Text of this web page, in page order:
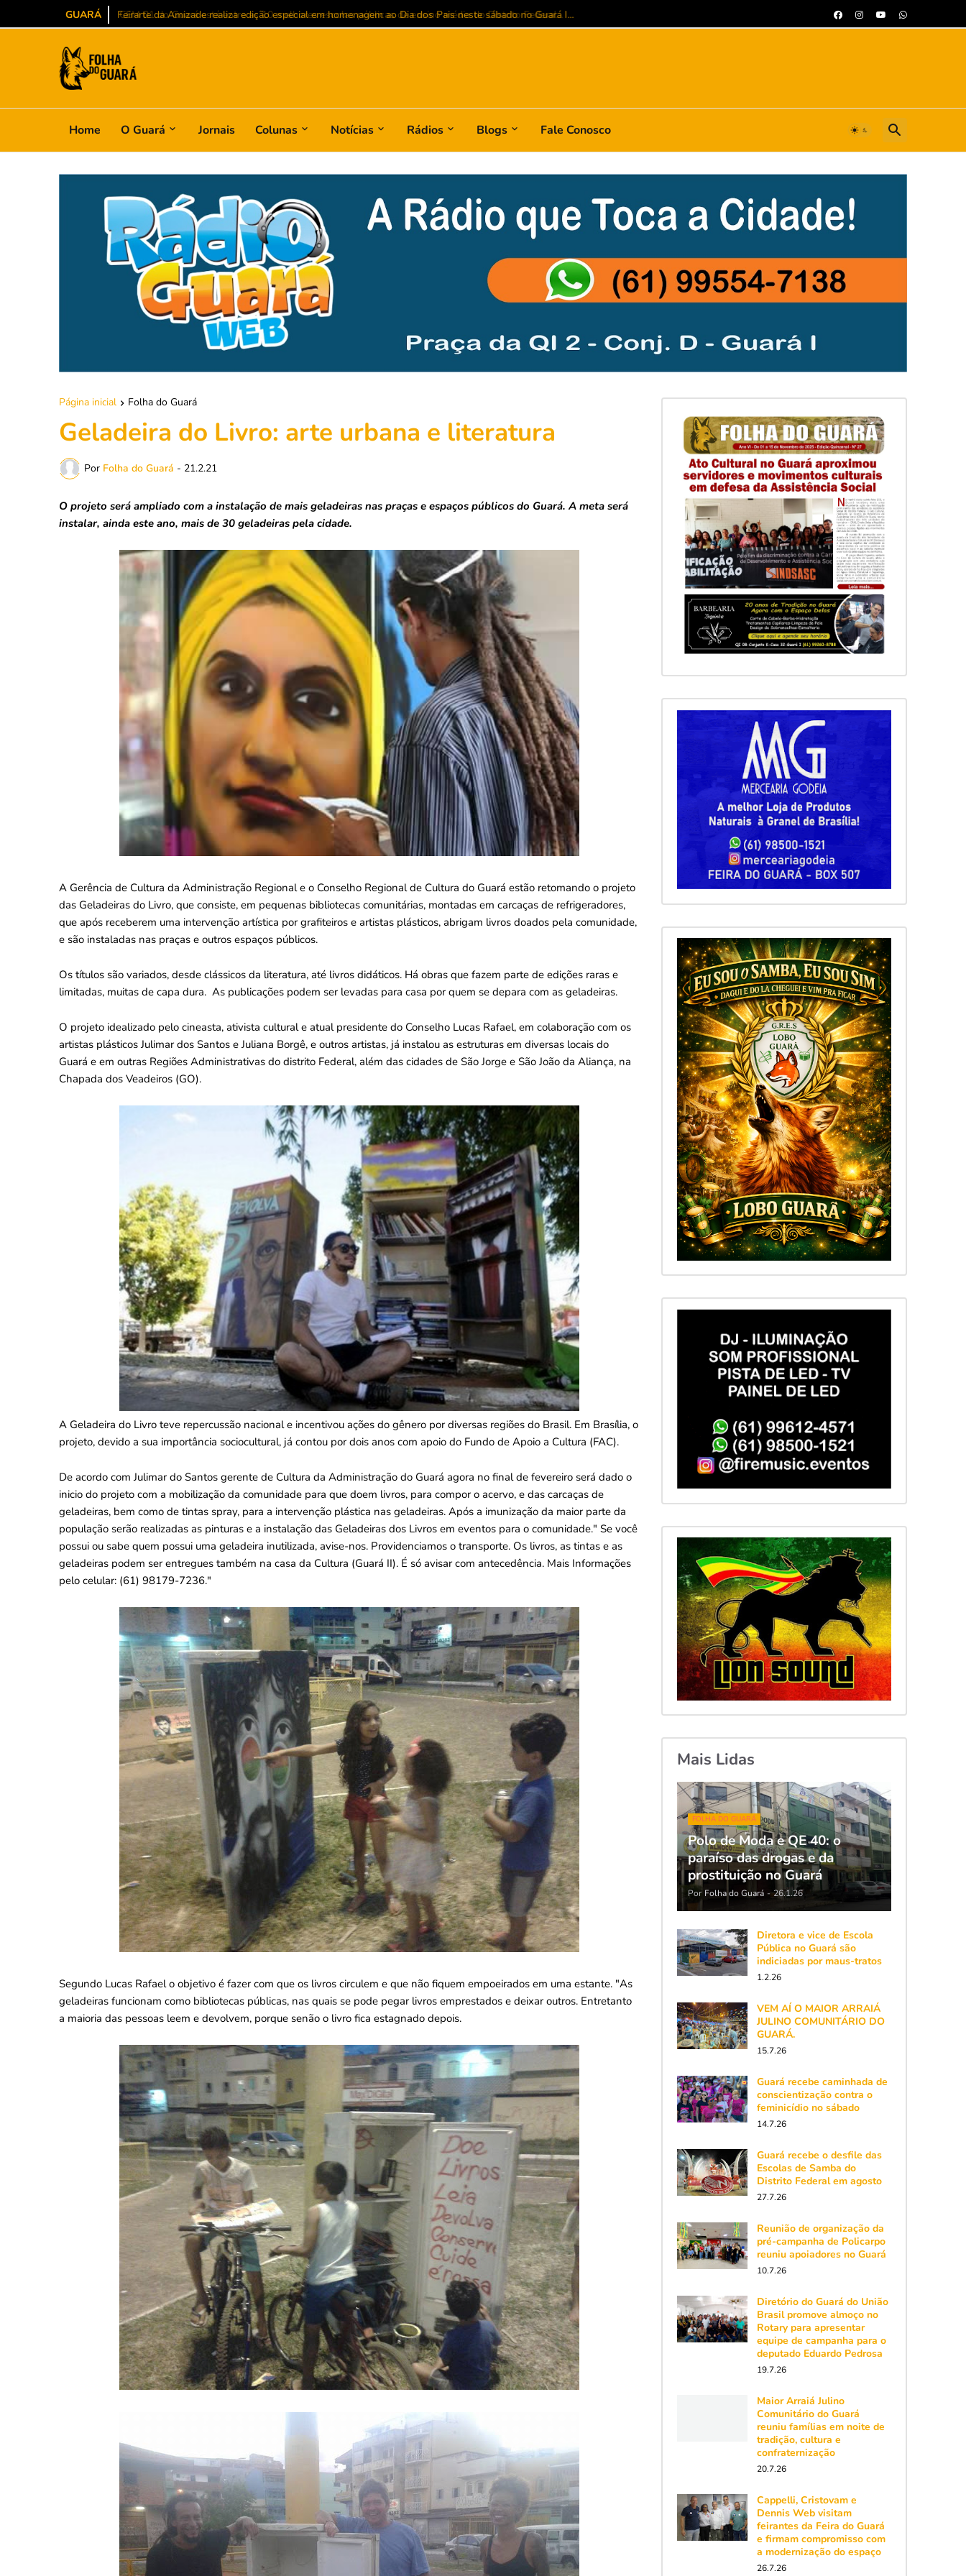
GUARÁ CEM 01 do Guará está entre as 10 melhores escolas públicas de ensino médio do Distrito Federal...
Home O Guará Jornais Colunas Notícias Rádios Blogs Fale Conosco
Página inicial Folha do Guará
Geladeira do Livro: arte urbana e literatura
Por Folha do Guará - 21.2.21
O projeto será ampliado com a instalação de mais geladeiras nas praças e espaços públicos do Guará. A meta será
instalar, ainda este ano, mais de 30 geladeiras pela cidade.
A Gerência de Cultura da Administração Regional e o Conselho Regional de Cultura do Guará estão retomando o projeto
das Geladeiras do Livro, que consiste, em pequenas bibliotecas comunitárias, montadas em carcaças de refrigeradores,
que após receberem uma intervenção artística por grafiteiros e artistas plásticos, abrigam livros doados pela comunidade,
e são instaladas nas praças e outros espaços públicos.
Os títulos são variados, desde clássicos da literatura, até livros didáticos. Há obras que fazem parte de edições raras e
limitadas, muitas de capa dura. As publicações podem ser levadas para casa por quem se depara com as geladeiras.
O projeto idealizado pelo cineasta, ativista cultural e atual presidente do Conselho Lucas Rafael, em colaboração com os
artistas plásticos Julimar dos Santos e Juliana Borgê, e outros artistas, já instalou as estruturas em diversas locais do
Guará e em outras Regiões Administrativas do distrito Federal, além das cidades de São Jorge e São João da Aliança, na
Chapada dos Veadeiros (GO).
A Geladeira do Livro teve repercussão nacional e incentivou ações do gênero por diversas regiões do Brasil. Em Brasília, o
projeto, devido a sua importância sociocultural, já contou por dois anos com apoio do Fundo de Apoio a Cultura (FAC).
De acordo com Julimar do Santos gerente de Cultura da Administração do Guará agora no final de fevereiro será dado o
inicio do projeto com a mobilização da comunidade para que doem livros, para compor o acervo, e das carcaças de
geladeiras, bem como de tintas spray, para a intervenção plástica nas geladeiras. Após a imunização da maior parte da
população serão realizadas as pinturas e a instalação das Geladeiras dos Livros em eventos para o comunidade." Se você
possui ou sabe quem possui uma geladeira inutilizada, avise-nos. Providenciamos o transporte. Os livros, as tintas e as
geladeiras podem ser entregues também na casa da Cultura (Guará II). É só avisar com antecedência. Mais Informações
pelo celular: (61) 98179-7236."
Segundo Lucas Rafael o objetivo é fazer com que os livros circulem e que não fiquem empoeirados em uma estante. "As
geladeiras funcionam como bibliotecas públicas, nas quais se pode pegar livros emprestados e deixar outros. Entretanto
a maioria das pessoas leem e devolvem, porque senão o livro fica estagnado depois.
Mais Lidas
FOLHA DO GUARÁ
Polo de Moda e QE 40: o
paraíso das drogas e da
prostituição no Guará
Por Folha do Guará - 26.1.26
Diretora e vice de Escola
Pública no Guará são
indiciadas por maus-tratos
1.2.26
VEM AÍ O MAIOR ARRAIÁ
JULINO COMUNITÁRIO DO
GUARÁ.
15.7.26
Guará recebe caminhada de
conscientização contra o
feminicídio no sábado
14.7.26
Guará recebe o desfile das
Escolas de Samba do
Distrito Federal em agosto
27.7.26
Reunião de organização da
pré-campanha de Policarpo
reuniu apoiadores no Guará
10.7.26
Diretório do Guará do União
Brasil promove almoço no
Rotary para apresentar
equipe de campanha para o
deputado Eduardo Pedrosa
19.7.26
Maior Arraiá Julino
Comunitário do Guará
reuniu famílias em noite de
tradição, cultura e
confraternização
20.7.26
Cappelli, Cristovam e
Dennis Web visitam
feirantes da Feira do Guará
e firmam compromisso com
a modernização do espaço
26.7.26